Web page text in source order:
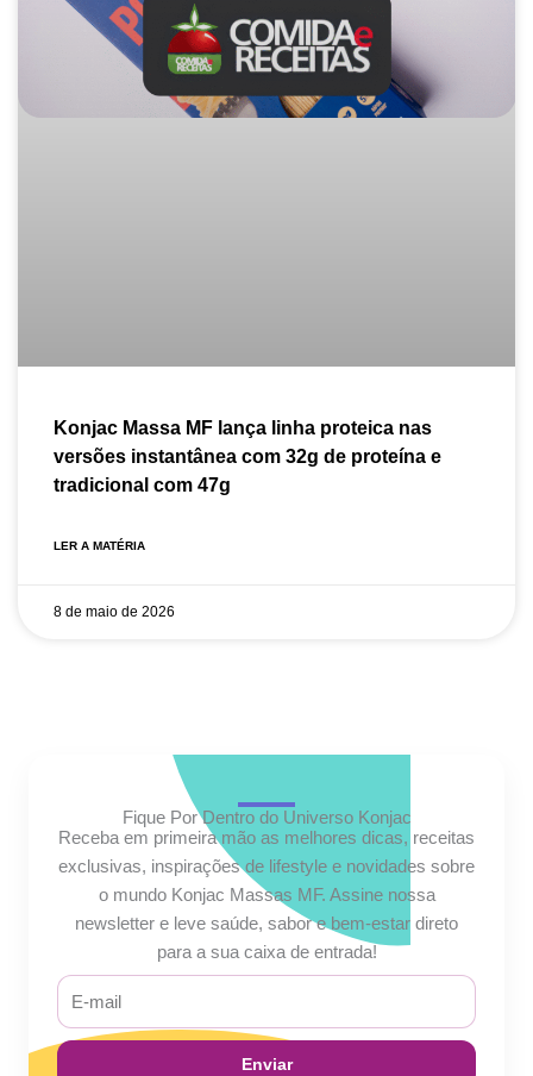
Konjac Massa MF lança linha proteica nas
versões instantânea com 32g de proteína e
tradicional com 47g
LER A MATÉRIA
8 de maio de 2026
Fique Por Dentro do Universo Konjac
Receba em primeira mão as melhores dicas, receitas
exclusivas, inspirações de lifestyle e novidades sobre
o mundo Konjac Massas MF. Assine nossa
newsletter e leve saúde, sabor e bem-estar direto
para a sua caixa de entrada!
E-
mail
Enviar